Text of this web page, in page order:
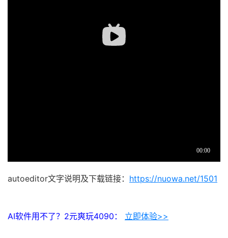
autoeditor文字说明及下载链接： https://nuowa.net/1501
AI软件用不了？2元爽玩4090： 立即体验>>